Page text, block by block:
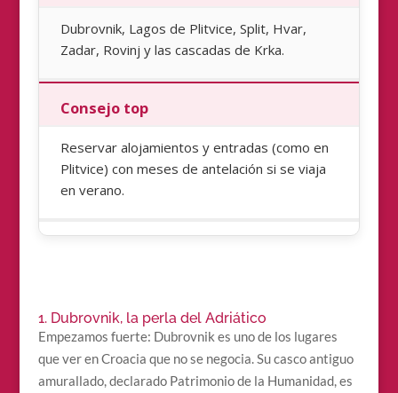
Dubrovnik, Lagos de Plitvice, Split, Hvar,
Zadar, Rovinj y las cascadas de Krka.
Consejo top
Reservar alojamientos y entradas (como en
Plitvice) con meses de antelación si se viaja
en verano.
1. Dubrovnik, la perla del Adriático
Empezamos fuerte: Dubrovnik es uno de los lugares
que ver en Croacia que no se negocia. Su casco antiguo
amurallado, declarado Patrimonio de la Humanidad, es